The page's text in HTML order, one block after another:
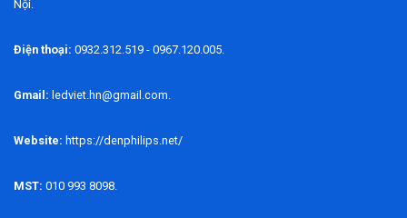
Nội.
Điện thoại: 0932.312.519 - 0967.120.005.
Gmail: ledviet.hn@gmail.com.
Website: https://denphilips.net/
MST: 010 993 8098.